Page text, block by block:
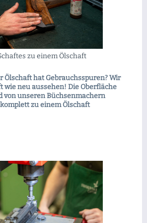
zu einem Ölschaft
Ölschaft hat Gebrauchsspuren? Wir
wie neu aussehen! Die Oberfläche
von unseren Büchsenmachern
zu einem Ölschaft
gerne über weitere...